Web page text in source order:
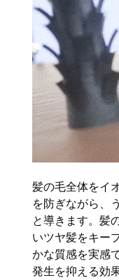
髪の毛全体をイ
を防ぎながら、
と導きます。髪
いツヤ髪をキー
かな質感を実感
発生を抑える効